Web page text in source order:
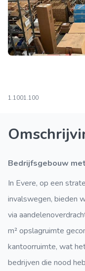
1.1001.100
Bedrijfsgebouw
In Evere, op een
invalswegen, bieden
via
m² opslagruimte
kantoorruimte, wat
bedrijven die nood